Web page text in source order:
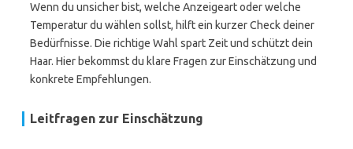
Wenn du unsicher bist, welche Anzeigeart oder welche
Temperatur du wählen sollst, hilft ein kurzer Check deiner
Bedürfnisse. Die richtige Wahl spart Zeit und schützt dein
Haar. Hier bekommst du klare Fragen zur Einschätzung und
konkrete Empfehlungen.
Leitfragen zur Einschätzung